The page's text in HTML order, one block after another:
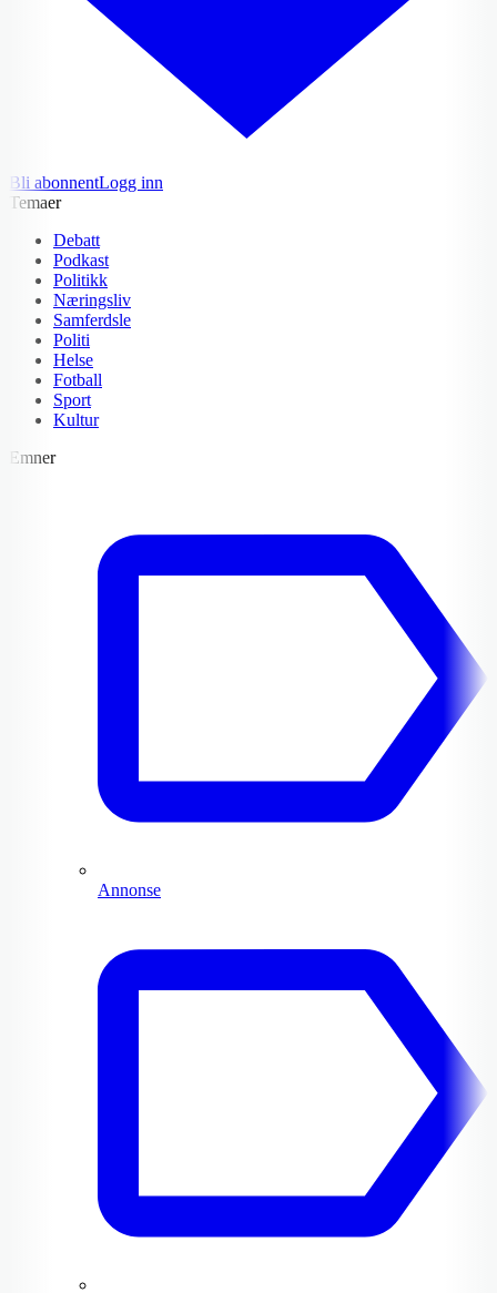
Bli abonnentLogg inn
Temaer
Debatt
Podkast
Politikk
Næringsliv
Samferdsle
Politi
Helse
Fotball
Sport
Kultur
Emner
Annonse